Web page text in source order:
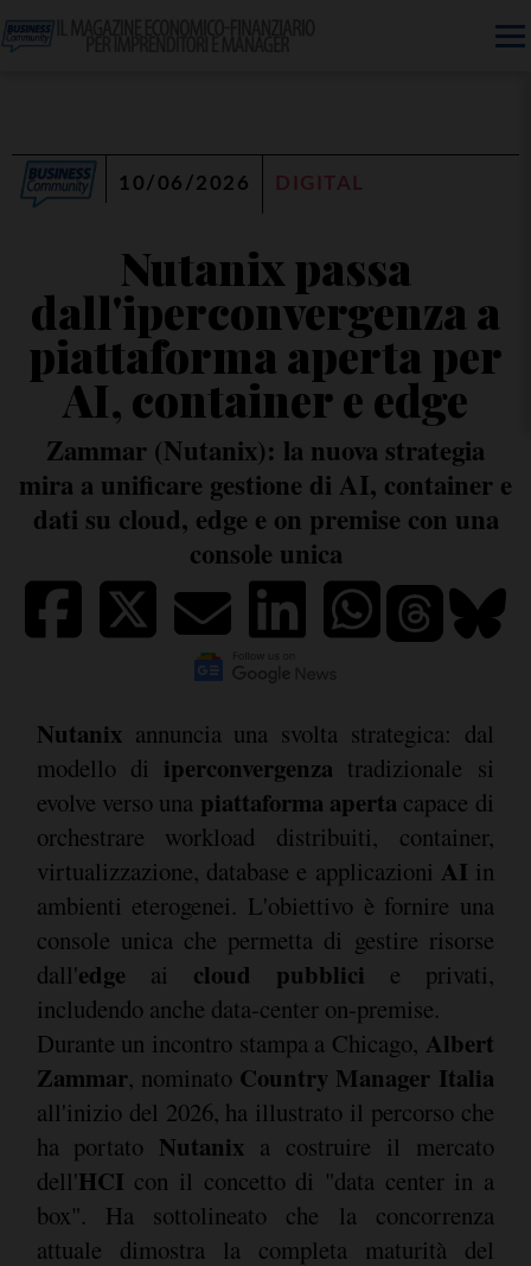
10/06/2026 DIGITAL
Nutanix passa
dall'iperconvergenza a
piattaforma aperta per
AI, container e edge
Zammar (Nutanix): la nuova strategia
mira a unificare gestione di AI, container e
dati su cloud, edge e on premise con una
console unica
Nutanixannuncia una svolta strategica: dal
modello di iperconvergenza tradizionale si
evolve verso una piattaforma aperta capace di
orchestrare workload distribuiti, container,
virtualizzazione, database e applicazioni AI in
ambienti eterogenei. L'obiettivo è fornire una
console unica che permetta di gestire risorse
dall'edge ai cloud pubblici e privati,
includendo anche data-center on-premise.
Durante un incontro stampa a Chicago, Albert
Zammar, nominato Country Manager Italia
all'inizio del 2026, ha illustrato il percorso che
ha portato Nutanixa costruire il mercato
dell'HCI con il concetto di "data center in a
box". Ha sottolineato che la concorrenza
attuale dimostra la completa maturità del